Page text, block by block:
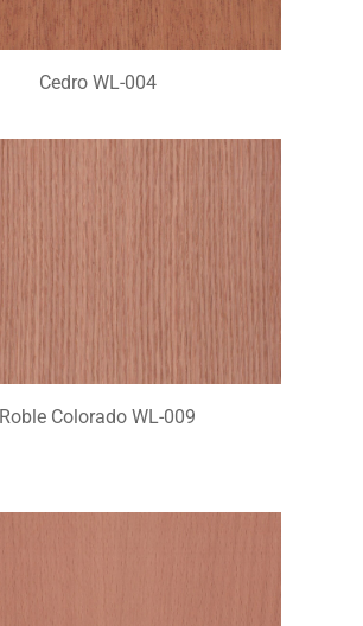
Cedro WL-004
Roble Colorado WL-009